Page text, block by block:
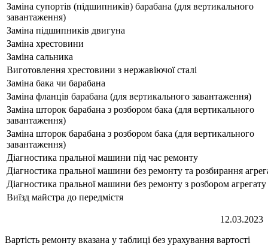
Заміна супортів (підшипників) барабана (для вертикального
завантаження)
Заміна підшипників двигуна
Заміна хрестовини
Заміна сальника
Виготовлення хрестовини з нержавіючої сталі
Заміна бака чи барабана
Заміна фланців барабана (для вертикального завантаження)
Заміна шторок барабана з розбором бака (для вертикального
завантаження)
Заміна шторок барабана з розбором бака (для вертикального
завантаження)
Діагностика пральної машини під час ремонту
Діагностика пральної машини без ремонту та розбирання
Діагностика пральної машини без ремонту з розбором агрегату
Виїзд майстра до передмістя
12.03.2023
Вартість ремонту вказана у таблиці без урахування вартості